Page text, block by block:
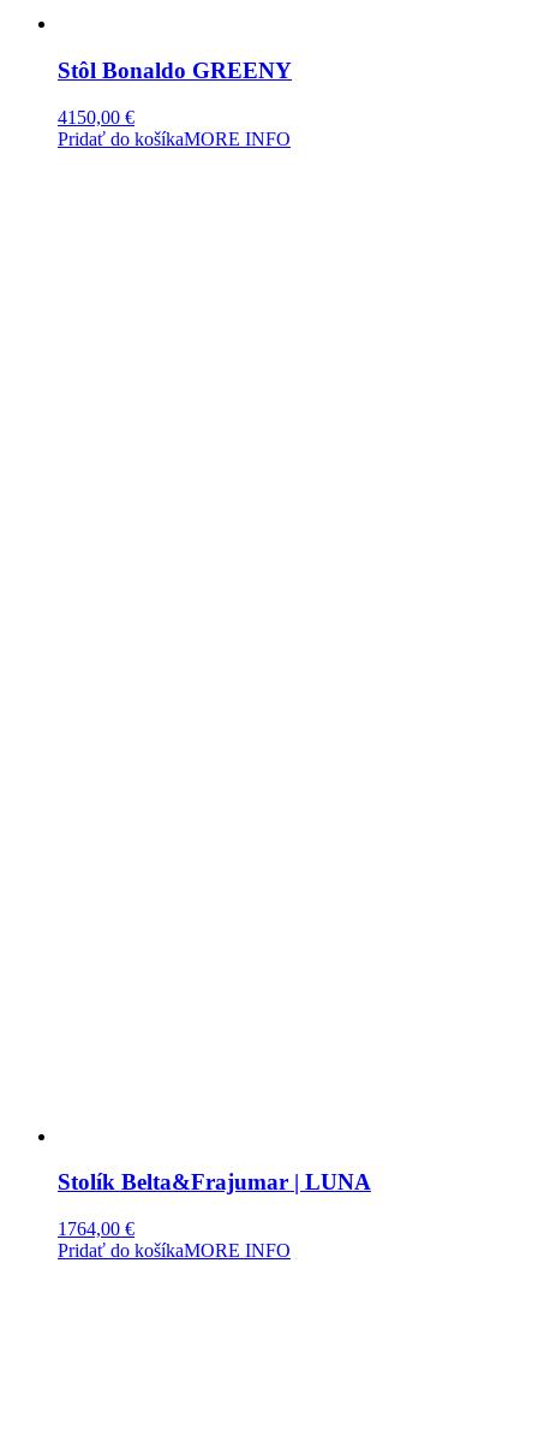
Stôl Bonaldo GREENY
4150,00 €
Pridať do košíkaMORE INFO
Stolík Belta&Frajumar | LUNA
1764,00 €
Pridať do košíkaMORE INFO